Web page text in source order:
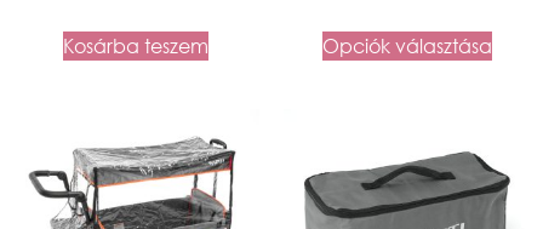
Kosárba teszem Opciók választása